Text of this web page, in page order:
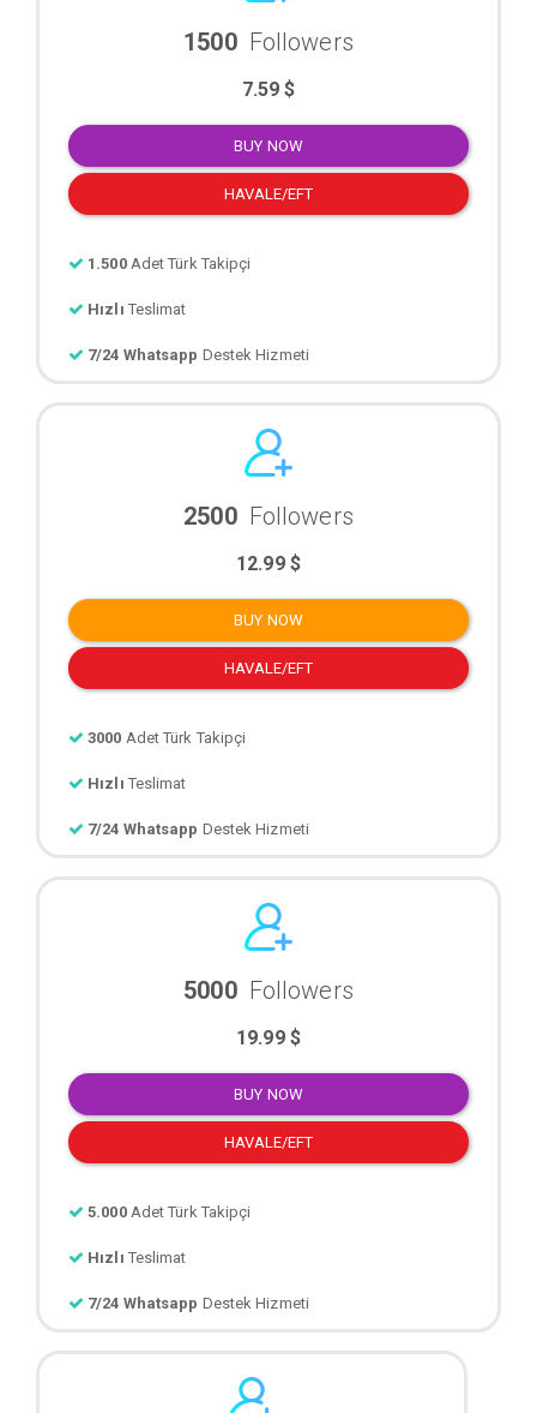
1500 Followers
7.59 $
BUY NOW
HAVALE/EFT
1.500 Adet Türk Takipçi
Hızlı Teslimat
7/24 Whatsapp Destek Hizmeti
2500 Followers
12.99 $
BUY NOW
HAVALE/EFT
3000 Adet Türk Takipçi
Hızlı Teslimat
7/24 Whatsapp Destek Hizmeti
5000 Followers
19.99 $
BUY NOW
HAVALE/EFT
5.000 Adet Türk Takipçi
Hızlı Teslimat
7/24 Whatsapp Destek Hizmeti